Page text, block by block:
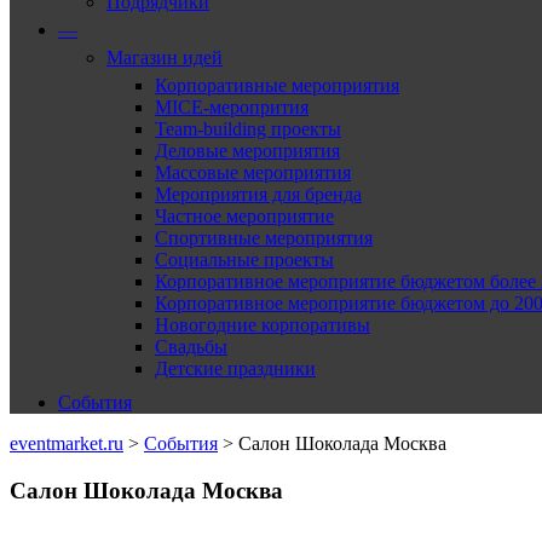
—
Магазин идей
Корпоративные мероприятия
MICE-меропрития
Team-building проекты
Деловые мероприятия
Массовые мероприятия
Мероприятия для бренда
Частное мероприятие
Спортивные мероприятия
Социальные проекты
Корпоративное мероприятие бюджетом более
Корпоративное мероприятие бюджетом до
Новогодние корпоративы
Свадьбы
Детские праздники
События
eventmarket.ru > События > Салон Шоколада Москва
Салон Шоколада Москва